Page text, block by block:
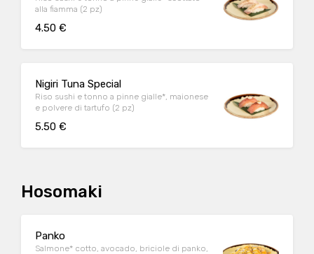
alla fiamma (2 pz)
4.50 €
Nigiri Tuna Special
Riso sushi e tonno a pinne gialle*, maionese
e polvere di tartufo (2 pz)
5.50 €
Hosomaki
Panko
Salmone* cotto, avocado, briciole di panko,